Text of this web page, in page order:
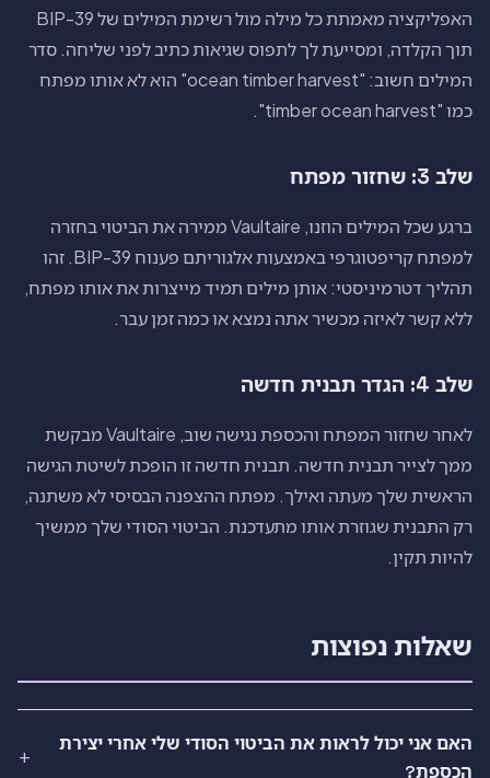
האפליקציה מאמתת כל מילה מול רשימת המילים של BIP-39
תוך הקלדה, ומסייעת לך לתפוס שגיאות כתיב לפני שליחה. סדר
המילים חשוב: "ocean timber harvest" הוא לא אותו מפתח
כמו "timber ocean harvest".
שלב 3: שחזור מפתח
ברגע שכל המילים הוזנו, Vaultaire ממירה את הביטוי בחזרה
למפתח קריפטוגרפי באמצעות אלגוריתם פענוח BIP-39. זהו
תהליך דטרמיניסטי: אותן מילים תמיד מייצרות את אותו מפתח,
ללא קשר לאיזה מכשיר אתה נמצא או כמה זמן עבר.
שלב 4: הגדר תבנית חדשה
לאחר שחזור המפתח והכספת נגישה שוב, Vaultaire מבקשת
ממך לצייר תבנית חדשה. תבנית חדשה זו הופכת לשיטת הגישה
הראשית שלך מעתה ואילך. מפתח ההצפנה הבסיסי לא משתנה,
רק התבנית שגוזרת אותו מתעדכנת. הביטוי הסודי שלך ממשיך
להיות תקין.
שאלות נפוצות
האם אני יכול לראות את הביטוי הסודי שלי אחרי יצירת
הכספת?